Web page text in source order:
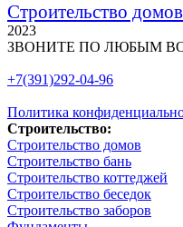
Строительство
2023
ЗВОНИТЕ ПО ЛЮБЫМ
+7(391)292-04-96
Политика
Строительство:
Строительство домов
Строительство бань
Строительство коттеджей
Строительство беседок
Строительство заборов